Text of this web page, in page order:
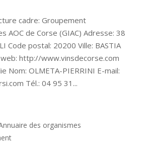
cadre: Groupement
AOC de Corse (GIAC) Adresse: 38
Code postal: 20200 Ville: BASTIA
http://www.vinsdecorse.com
Nom: OLMETA-PIERRINI E-mail:
Tél.: 04 95 31...
des organismes